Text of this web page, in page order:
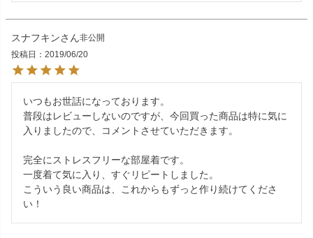
スナフキン
非公開
投稿日
2019/06/20
いつもお世話になっております。
普段はレビューしないのですが、今回買った商品は特に気に
入りましたので、コメントさせていただきます。
完全にストレスフリーな部屋着です。
一度着て気に入り、すぐリピートしました。
こういう良い商品は、これからもずっと作り続けてくださ
い！